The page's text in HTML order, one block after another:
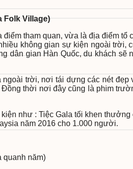
Folk Village)
tham quan, vừa là địa điểm tổ
không gian sự kiện ngoài trời,
dân gian Hàn Quốc, du khách
trời, nơi tái dựng các nét đẹp
thời nơi đây cũng là phim
như : Tiệc Gala tối khen thưởng
năm 2016 cho 1.000 người.
quanh năm)